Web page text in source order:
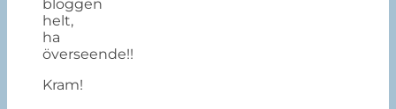
bloggen
helt,
ha
överseende!!
Kram!